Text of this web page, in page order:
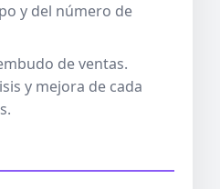
y del número de
de ventas.
y mejora de cada